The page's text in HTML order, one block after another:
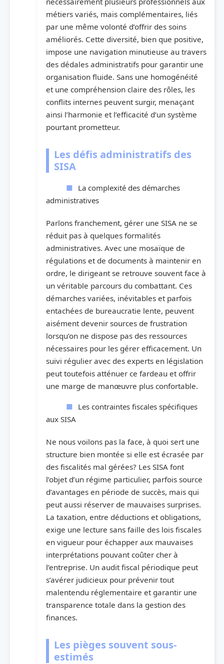
métiers variés, mais complémentaires, liés
par une même volonté d’offrir des soins
améliorés. Cette diversité, bien que positive,
impose une navigation minutieuse au travers
des dédales administratifs pour garantir une
organisation fluide. Sans une homogénéité
et une compréhension claire des rôles, les
conflits internes peuvent surgir, menaçant
ainsi l’harmonie et l’efficacité d’un système
pourtant prometteur.
Les défis administratifs des
SISA
La complexité des démarches
administratives
Parlons franchement, gérer une SISA ne se
réduit pas à quelques formalités
administratives. Avec une mosaïque de
régulations et de documents à maintenir en
ordre, le dirigeant se retrouve souvent face à
un véritable parcours du combattant. Ces
démarches variées, inévitables et parfois
entachées de bureaucratie lente, peuvent
aisément devenir sources de frustration
lorsqu’on ne dispose pas des ressources
nécessaires pour les gérer efficacement. Un
suivi régulier avec des experts en législation
peut toutefois atténuer ce fardeau et offrir
une marge de manœuvre plus confortable.
Les contraintes fiscales spécifiques
aux SISA
Ne nous voilons pas la face, à quoi sert une
structure bien montée si elle est écrasée par
des fiscalités mal gérées? Les SISA font
l’objet d’un régime particulier, parfois source
d’avantages en période de succès, mais qui
peut aussi réserver de mauvaises surprises.
La taxation, entre déductions et obligations,
exige une lecture sans faille des lois fiscales
en vigueur pour échapper aux mauvaises
interprétations pouvant coûter cher à
l’entreprise. Un audit fiscal périodique peut
s’avérer judicieux pour prévenir tout
malentendu réglementaire et garantir une
transparence totale dans la gestion des
finances.
Les pièges souvent sous-
estimés